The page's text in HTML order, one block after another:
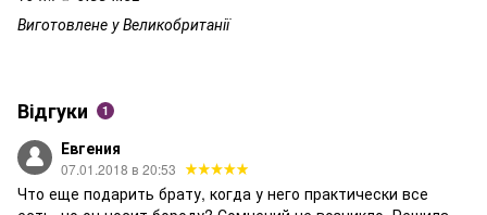
Виготовлене у Великобританії
Відгуки 1
Евгения
07.01.2018 в 20:53
Что еще подарить брату, когда у него практически все